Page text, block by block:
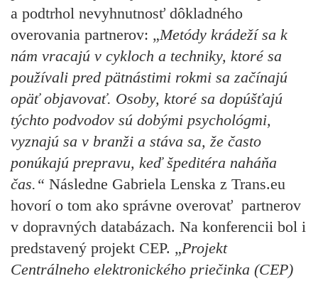
a podtrhol nevyhnutnosť dôkladného
overovania partnerov: „Metódy krádeží sa k
nám vracajú v cykloch a techniky, ktoré sa
používali pred pätnástimi rokmi sa začínajú
opäť objavovať. Osoby, ktoré sa dopúšťajú
týchto podvodov sú dobými psychológmi,
vyznajú sa v branži a stáva sa, že často
ponúkajú prepravu, keď špeditéra naháňa
čas.“ Následne Gabriela Lenska z Trans.eu
hovorí o tom ako správne overovať partnerov
v dopravných databázach. Na konferencii bol i
predstavený projekt CEP. „Projekt
Centrálneho elektronického priečinka (CEP)